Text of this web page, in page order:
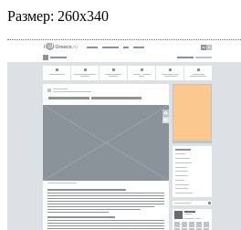
Размер: 260x340